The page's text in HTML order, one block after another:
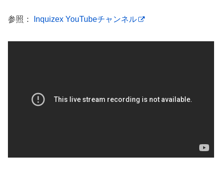
参照： Inquizex YouTubeチャンネル